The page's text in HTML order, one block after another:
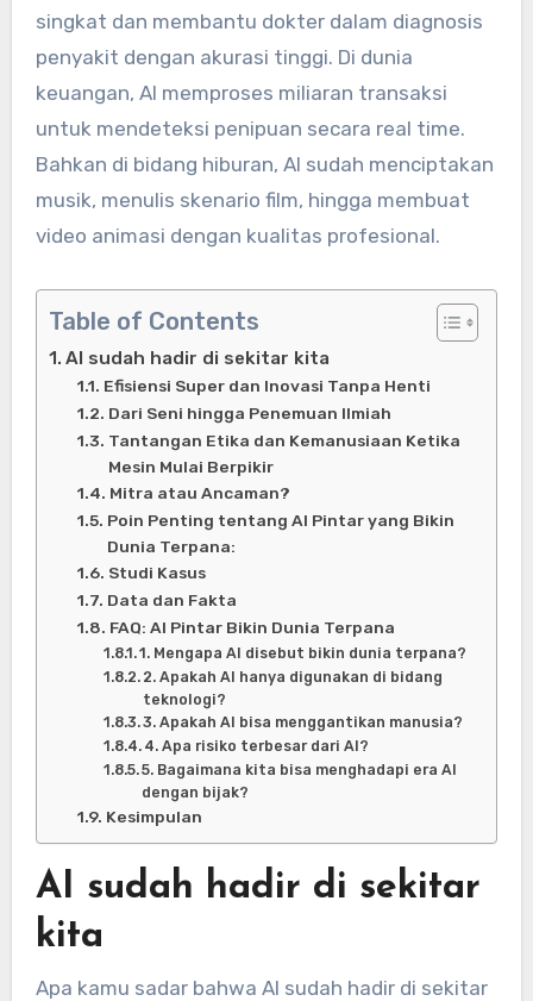
singkat dan membantu dokter dalam diagnosis
penyakit dengan akurasi tinggi. Di dunia
keuangan, AI memproses miliaran transaksi
untuk mendeteksi penipuan secara real time.
Bahkan di bidang hiburan, AI sudah menciptakan
musik, menulis skenario film, hingga membuat
video animasi dengan kualitas profesional.
Table of Contents
AI sudah hadir di sekitar kita
Efisiensi Super dan Inovasi Tanpa Henti
Dari Seni hingga Penemuan Ilmiah
Tantangan Etika dan Kemanusiaan Ketika
Mesin Mulai Berpikir
Mitra atau Ancaman?
Poin Penting tentang AI Pintar yang Bikin
Dunia Terpana:
Studi Kasus
Data dan Fakta
FAQ: AI Pintar Bikin Dunia Terpana
1. Mengapa AI disebut bikin dunia terpana?
2. Apakah AI hanya digunakan di bidang
teknologi?
3. Apakah AI bisa menggantikan manusia?
4. Apa risiko terbesar dari AI?
5. Bagaimana kita bisa menghadapi era AI
dengan bijak?
Kesimpulan
AI sudah hadir di sekitar
kita
Apa kamu sadar bahwa AI sudah hadir di sekitar